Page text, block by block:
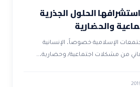
الحلول الجذرية
والحضارية
الإسلامية خصوصاً، الإنسانية
من مشكلات اجتماعية/ وحضارية،…